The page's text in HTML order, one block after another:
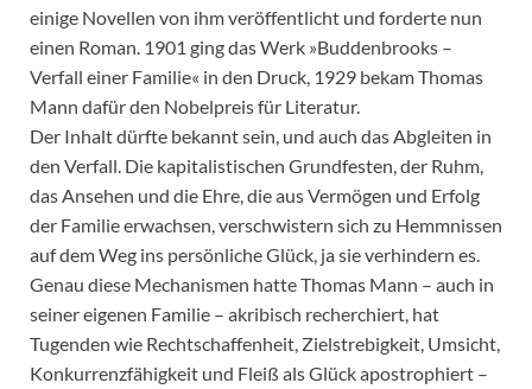
einige Novellen von ihm veröffentlicht und forderte nun
einen Roman. 1901 ging das Werk »Buddenbrooks –
Verfall einer Familie« in den Druck, 1929 bekam Thomas
Mann dafür den Nobelpreis für Literatur.
Der Inhalt dürfte bekannt sein, und auch das Abgleiten in
den Verfall. Die kapitalistischen Grundfesten, der Ruhm,
das Ansehen und die Ehre, die aus Vermögen und Erfolg
der Familie erwachsen, verschwistern sich zu Hemmnissen
auf dem Weg ins persönliche Glück, ja sie verhindern es.
Genau diese Mechanismen hatte Thomas Mann – auch in
seiner eigenen Familie – akribisch recherchiert, hat
Tugenden wie Rechtschaffenheit, Zielstrebigkeit, Umsicht,
Konkurrenzfähigkeit und Fleiß als Glück apostrophiert –